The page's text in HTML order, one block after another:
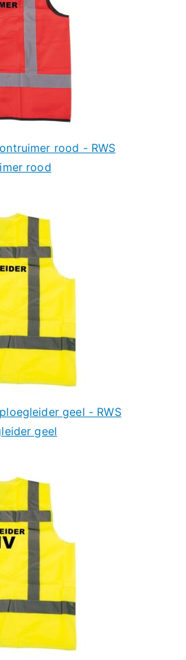
rood - RWS
rood
geel - RWS
geel